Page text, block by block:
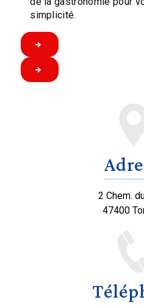
simplicité.
2 Chem.
47400